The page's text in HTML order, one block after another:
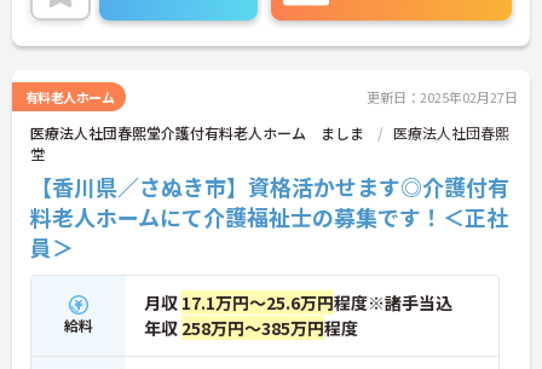
◎
ご興味のある方は、マイナビ介護職までお問い合わ
有料老人ホーム 更新日：2025年02月27日
医療法人社団春熙堂介護付有料老人ホーム ましま
医療法人社団春熙
堂
【香川県／さぬき市】資格活かせます◎介護付有
料老人ホームにて介護福祉士の募集です！＜正社
員＞
給料
月収 17.1万円～25.6万円程度※諸手当込
年収 258万円～385万円程度